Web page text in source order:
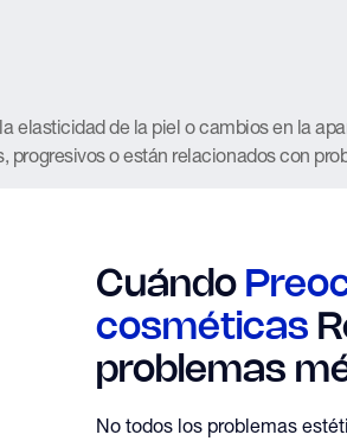
elasticidad de la piel o cambios en la
progresivos o están relacionados con
Cuándo
cosméticas
problemas
No todos los problemas